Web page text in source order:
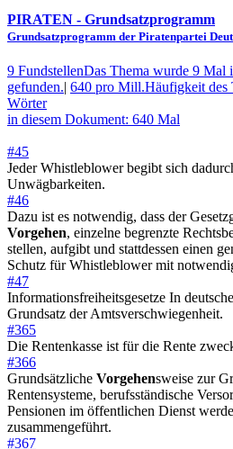
PIRATEN - Grundsatzprogramm
Grundsatzprogramm der Piratenpartei
9 FundstellenDas Thema wurde 9 Mal
gefunden.| 640 pro Mill.Häufigkeit des
Wörter
in diesem Dokument: 640 Mal
#45
Jeder Whistleblower begibt sich
Unwägbarkeiten.
#46
Dazu ist es notwendig, dass der
Vorgehen, einzelne begrenzte
stellen, aufgibt und stattdessen einen
Schutz für Whistleblower mit
#47
Informationsfreiheitsgesetze In
Grundsatz der Amtsverschwiegenheit.
#365
Die Rentenkasse ist für die Rente
#366
Grundsätzliche Vorgehensweise zur
Rentensysteme, berufsständische
Pensionen im öffentlichen Dienst
zusammengeführt.
#367